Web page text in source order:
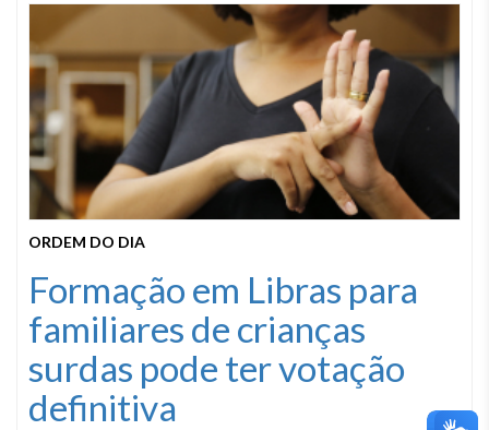
ORDEM DO DIA
Formação em Libras para
familiares de crianças
surdas pode ter votação
definitiva